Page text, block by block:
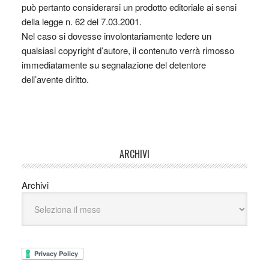
può pertanto considerarsi un prodotto editoriale ai sensi
della legge n. 62 del 7.03.2001.
Nel caso si dovesse involontariamente ledere un
qualsiasi copyright d’autore, il contenuto verrà rimosso
immediatamente su segnalazione del detentore
dell’avente diritto.
ARCHIVI
Archivi